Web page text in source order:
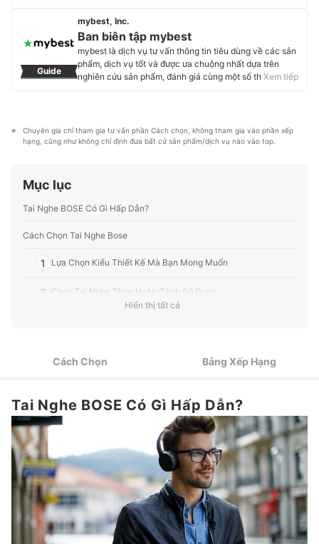
nhân, v.v Sau đó, trong thời gian làm giảng viên hội
thảo, với lượng kiến thức sâu rộng được trau dồi của
mình, anh bắt đầu làm việc với vai trò chuyên gia tư vấn
về thiết bị điện gia dụng. Anh cũng thường xuất hiện với
tư cách là Chuyên Gia Điện Gia Dụng trên các chương
trình truyền hình ở khu vực Tokai, Nhật Bản. Hiện tại,
Guide
mybest, Inc.
Ban biên tập mybest
mybest là dịch vụ tư vấn thông tin tiêu dùng về các sản
phẩm, dịch vụ tốt và được ưa chuộng nhất dựa trên
nghiên cứu sản phẩm, đánh giá cùng một số thực
hầu hết các lĩnh vực, từ Mỹ phẩm, Hàng tiêu dùng,
Thiết bị gia dụng đến các dịch vụ Tài chính, Chăm sóc
Xem tiếp
Chuyên gia chỉ tham gia tư vấn phần Cách chọn, không tham gia vào phần xếp
hạng, cũng như không chỉ định đưa bất cứ sản phẩm/dịch vụ nào vào top.
Mục lục
Tai Nghe BOSE Có Gì Hấp Dẫn?
Cách Chọn Tai Nghe Bose
1 Lựa Chọn Kiểu Thiết Kế Mà Bạn Mong Muốn
2 Chọn Tai Nghe Theo Hoàn Cảnh Sử Dụng
Những Chức Năng Tiện Lợi Khác
Trong Thời Gian Dài
Top 8 Tai Nghe BOSE tốt nhất được ưa chuộng (Tư vấn mua)
Tham Khảo Các Loại Loa BOSE
Hiển thị tất cả
Cách Chọn Bảng Xếp Hạng
Tai Nghe BOSE Có Gì Hấp Dẫn?